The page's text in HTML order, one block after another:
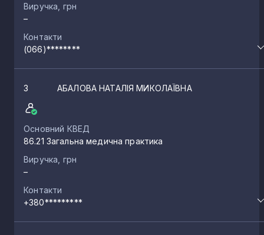
Виручка, грн
–
Контакти
(066)********
3 АБАЛОВА НАТАЛІЯ МИКОЛАЇВНА
Основний КВЕД
86.21 Загальна медична практика
Виручка, грн
–
Контакти
+380*********